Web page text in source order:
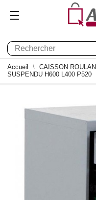
Accueil
CAISSON
SUSPENDU H600 L400 P520